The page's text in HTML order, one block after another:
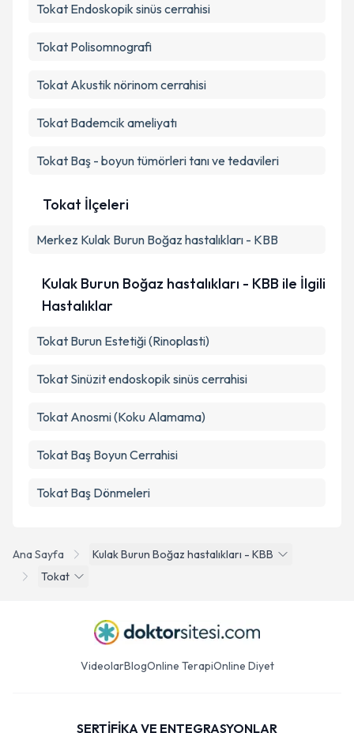
kapsamda işlenmesini kabul ediyorum.
Ana Sayfa
Kulak Burun Boğaz hastalıkları - KBB
Tokat
Tokat Endoskopik sinüs cerrahisi
Tokat Polisomnografi
Tokat Akustik nörinom cerrahisi
Tokat Bademcik ameliyatı
Tokat Baş - boyun tümörleri tanı ve tedavileri
Tokat İlçeleri
Merkez Kulak Burun Boğaz hastalıkları - KBB
Kulak Burun Boğaz hastalıkları - KBB ile İlgili
Hastalıklar
Tokat Burun Estetiği (Rinoplasti)
Tokat Sinüzit endoskopik sinüs cerrahisi
Tokat Anosmi (Koku Alamama)
Tokat Baş Boyun Cerrahisi
Tokat Baş Dönmeleri
VideolarBlogOnline TerapiOnline Diyet
SERTİFİKA VE ENTEGRASYONLAR